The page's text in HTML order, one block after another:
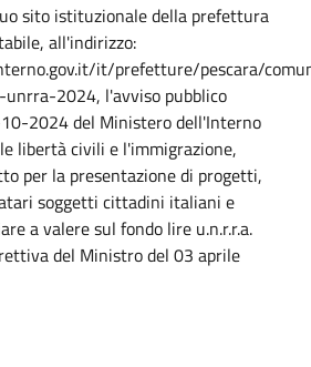
sito istituzionale della prefettura
all'indirizzo:
it/prefetture/pescara/
2024, l'avviso pubblico
2024 del Ministero dell'Interno
libertà civili e l'immigrazione,
per la presentazione di progetti,
soggetti cittadini italiani e
a valere sul fondo lire u.n.r.r.a.
del Ministro del 03 aprile